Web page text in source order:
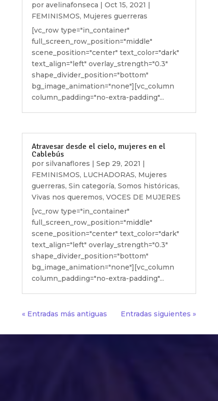
por avelinafonseca | Oct 15, 2021 |
FEMINISMOS, Mujeres guerreras
[vc_row type="in_container"
full_screen_row_position="middle"
scene_position="center" text_color="dark"
text_align="left" overlay_strength="0.3"
shape_divider_position="bottom"
bg_image_animation="none"][vc_column
column_padding="no-extra-padding"...
Atravesar desde el cielo, mujeres en el
Cablebús
por silvanaflores | Sep 29, 2021 |
FEMINISMOS, LUCHADORAS, Mujeres
guerreras, Sin categoría, Somos históricas,
Vivas nos queremos, VOCES DE MUJERES
[vc_row type="in_container"
full_screen_row_position="middle"
scene_position="center" text_color="dark"
text_align="left" overlay_strength="0.3"
shape_divider_position="bottom"
bg_image_animation="none"][vc_column
column_padding="no-extra-padding"...
« Entradas más antiguas Entradas siguientes »